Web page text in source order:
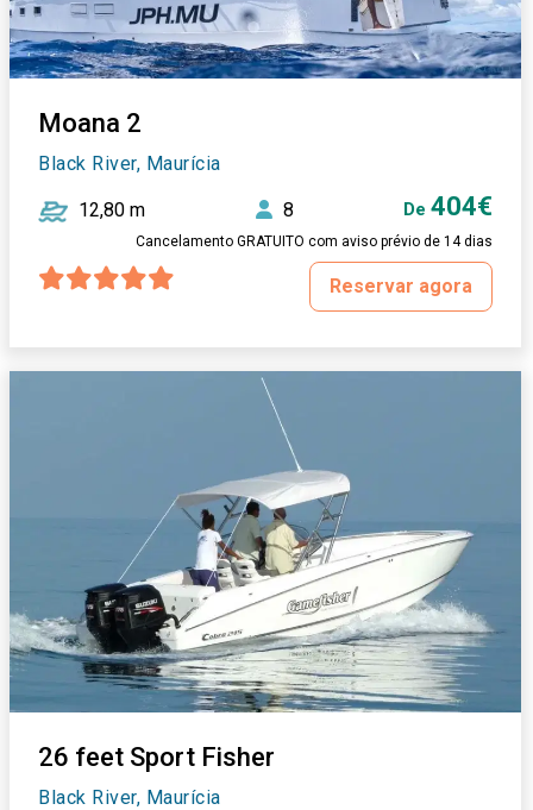
Moana 2
Black River, Maurícia
12,80 m 8 De 404€
Cancelamento GRATUITO com aviso prévio de 14 dias
Reservar agora
26 feet Sport Fisher
Black River, Maurícia